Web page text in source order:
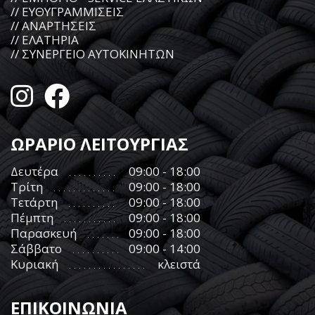
// ΕΥΘΥΓΡΑΜΜΙΣΕΙΣ
// ΑΝΑΡΤΗΣΕΙΣ
// ΕΛΑΤΗΡΙΑ
// ΣΥΝΕΡΓΕΙΟ ΑΥΤΟΚΙΝΗΤΩΝ
ΩΡΑΡΙΟ ΛΕΙΤΟΥΡΓΙΑΣ
Δευτέρα
09:00 - 18:00
Τρίτη
09:00 - 18:00
Τετάρτη
09:00 - 18:00
Πέμπτη
09:00 - 18:00
Παρασκευή
09:00 - 18:00
Σάββατο
09:00 - 14:00
Κυριακή
κλειστά
ΕΠΙΚΟΙΝΩΝΙΑ